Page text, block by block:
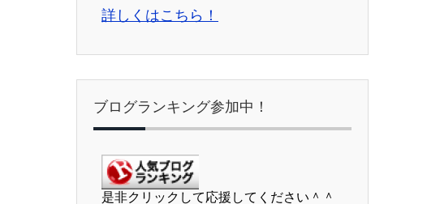
詳しくはこちら！
ブログランキング参加中！
是非クリックして応援してください＾＾